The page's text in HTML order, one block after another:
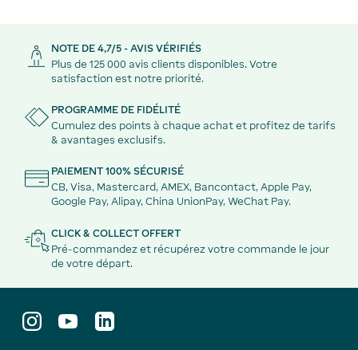
NOTE DE 4,7/5 - AVIS VÉRIFIÉS
Plus de 125 000 avis clients disponibles. Votre
satisfaction est notre priorité.
PROGRAMME DE FIDÉLITÉ
Cumulez des points à chaque achat et profitez de tarifs
& avantages exclusifs.
PAIEMENT 100% SÉCURISÉ
CB, Visa, Mastercard, AMEX, Bancontact, Apple Pay,
Google Pay, Alipay, China UnionPay, WeChat Pay.
CLICK & COLLECT OFFERT
Pré-commandez et récupérez votre commande le jour
de votre départ.